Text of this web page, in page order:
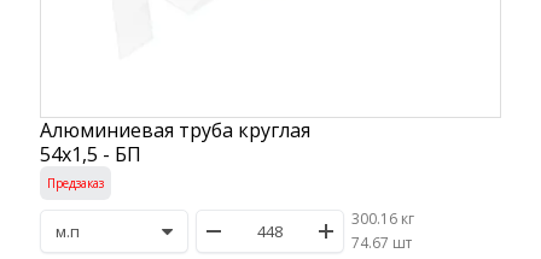
Алюминиевая труба круглая
54х1,5 - БП
Предзаказ
300.16 кг
/74.67 шт